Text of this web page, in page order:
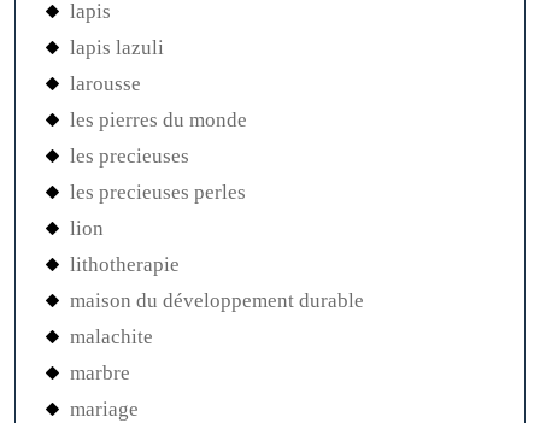
lapis
lapis lazuli
larousse
les pierres du monde
les precieuses
les precieuses perles
lion
lithotherapie
maison du développement durable
malachite
marbre
mariage